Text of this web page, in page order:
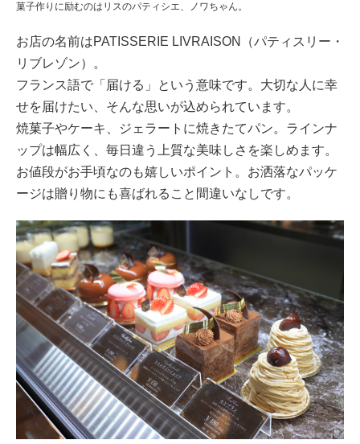
菓子作りに励むのはリスのパティシエ、ノワちゃん。
お店の名前はPATISSERIE LIVRAISON（パティスリー・
リブレゾン）。
フランス語で「届ける」という意味です。大切な人に幸
せを届けたい、そんな思いが込められています。
焼菓子やケーキ、ジェラートに焼きたてパン。ラインナ
ップは幅広く、毎日違う上質な美味しさを楽しめます。
お値段がお手頃なのも嬉しいポイント。お洒落なパッケ
ージは贈り物にも喜ばれること間違いなしです。